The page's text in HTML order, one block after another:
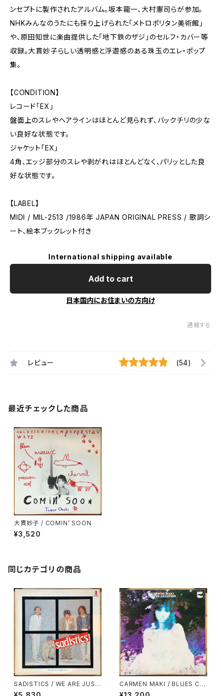
ンセプトに製作されたアルバム。坂本龍一、大村憲司らが参加。
NHKみんなのうたにも採り上げられた「メトロポリタン美術館」
や、原田知世に楽曲提供した「地下鉄のザジ」のセルフ・カバー等
収録。大貫妙子らしい透明感と浮遊感のある珠玉のエレ・ポップ
集。
【CONDITION】
レコード「EX」
盤面上のスレやヘアラインはほとんど見られず、バックチリの少な
い良好な状態です。
ジャケット「EX」
4角、エッジ部分のスレや剥がれはほとんどなく、パリッとした良
好な状態です。
【LABEL】
MIDI / MIL-2513 /1986年 JAPAN ORIGINAL PRESS / 歌詞シ
ート、絵本ブックレット付き
International shipping available
Add to cart
日本国内にお住まいの方向け
通報する
レビュー (54)
最近チェックした商品
大貫妙子 / COMIN’ SOON
¥3,520
同じカテゴリの商品
SADISTICS / WE ARE JUST
TAKING OFF
CARMEN MAKI / BLUES CR
EATION / CARMEN MAKI / B